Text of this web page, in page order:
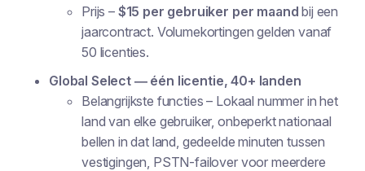
Prijs – $15 per gebruiker per maand bij een
jaarcontract. Volumekortingen gelden vanaf
50 licenties.
Global Select — één licentie, 40+ landen
Belangrijkste functies – Lokaal nummer in het
land van elke gebruiker, onbeperkt nationaal
bellen in dat land, gedeelde minuten tussen
vestigingen, PSTN-failover voor meerdere